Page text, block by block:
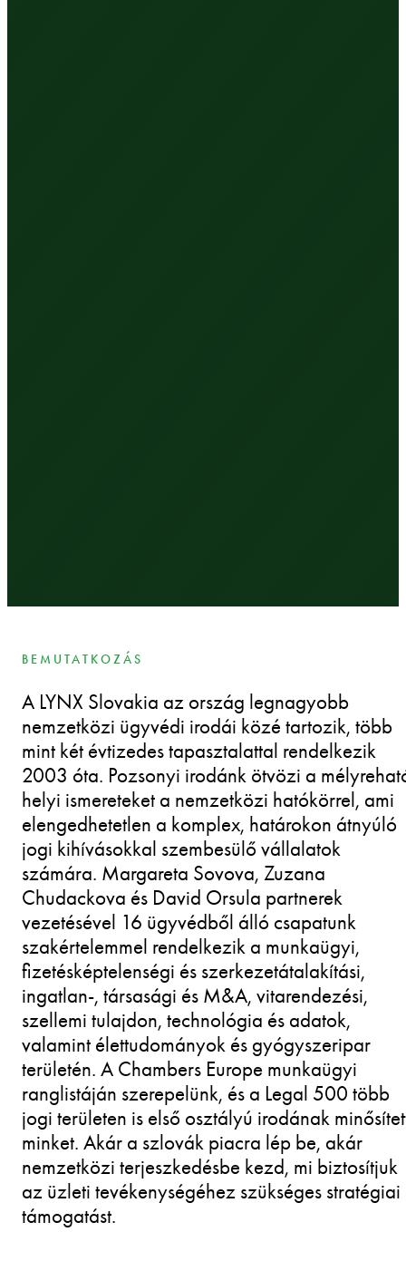
BEMUTATKOZÁS
A LYNX Slovakia az ország legnagyobb
nemzetközi ügyvédi irodái közé tartozik, több
mint két évtizedes tapasztalattal rendelkezik
2003 óta. Pozsonyi irodánk ötvözi a
helyi ismereteket a nemzetközi hatókörrel, ami
elengedhetetlen a komplex, határokon átnyúló
jogi kihívásokkal szembesülő vállalatok
számára. Margareta Sovova, Zuzana
Chudackova és David Orsula partnerek
vezetésével 16 ügyvédből álló csapatunk
szakértelemmel rendelkezik a munkaügyi,
fizetésképtelenségi és szerkezetátalakítási,
ingatlan-, társasági és M&A, vitarendezési,
szellemi tulajdon, technológia és adatok,
valamint élettudományok és gyógyszeripar
területén. A Chambers Europe munkaügyi
ranglistáján szerepelünk, és a Legal 500 több
jogi területen is első osztályú irodának
minket. Akár a szlovák piacra lép be, akár
nemzetközi terjeszkedésbe kezd, mi biztosítjuk
az üzleti tevékenységéhez szükséges stratégiai
támogatást.